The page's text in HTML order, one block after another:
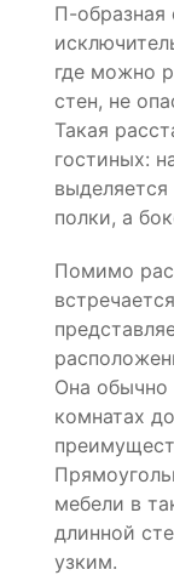
П-
где можно
стен, не
Такая
гостиных:
полки, а
Помимо
Она обычно
комнатах
мебели в
длинной
узким.